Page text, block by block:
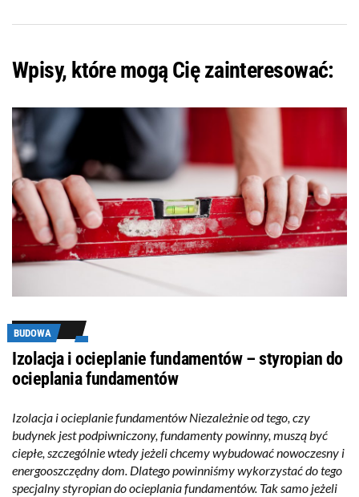
Wpisy, które mogą Cię zainteresować:
BUDOWA
Izolacja i ocieplanie fundamentów – styropian do
ocieplania fundamentów
Izolacja i ocieplanie fundamentów Niezależnie od tego, czy
budynek jest podpiwniczony, fundamenty powinny, muszą być
ciepłe, szczególnie wtedy jeżeli chcemy wybudować nowoczesny i
energooszczędny dom. Dlatego powinniśmy wykorzystać do tego
specjalny styropian do ocieplania fundamentów. Tak samo jeżeli